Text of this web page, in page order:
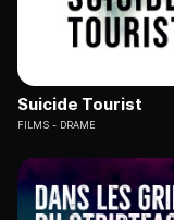
Suicide Tourist
FILMS DRAME